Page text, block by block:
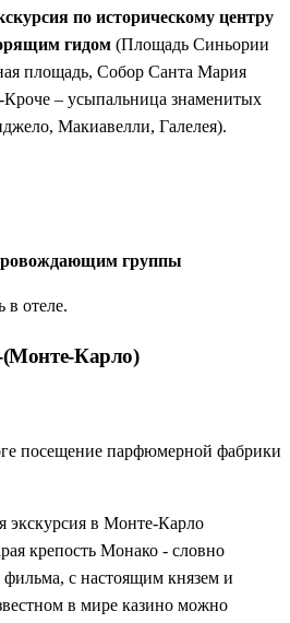
по историческому центру
гидом (Площадь Синьории
площадь, Собор Санта Мария
– усыпальница знаменитых
Макиавелли, Галелея).
группы
в отеле.
(Монте-Карло)
посещение парфюмерной фабрики
экскурсия в Монте-Карло
крепость Монако - словно
фильма, с настоящим князем и
в мире казино можно